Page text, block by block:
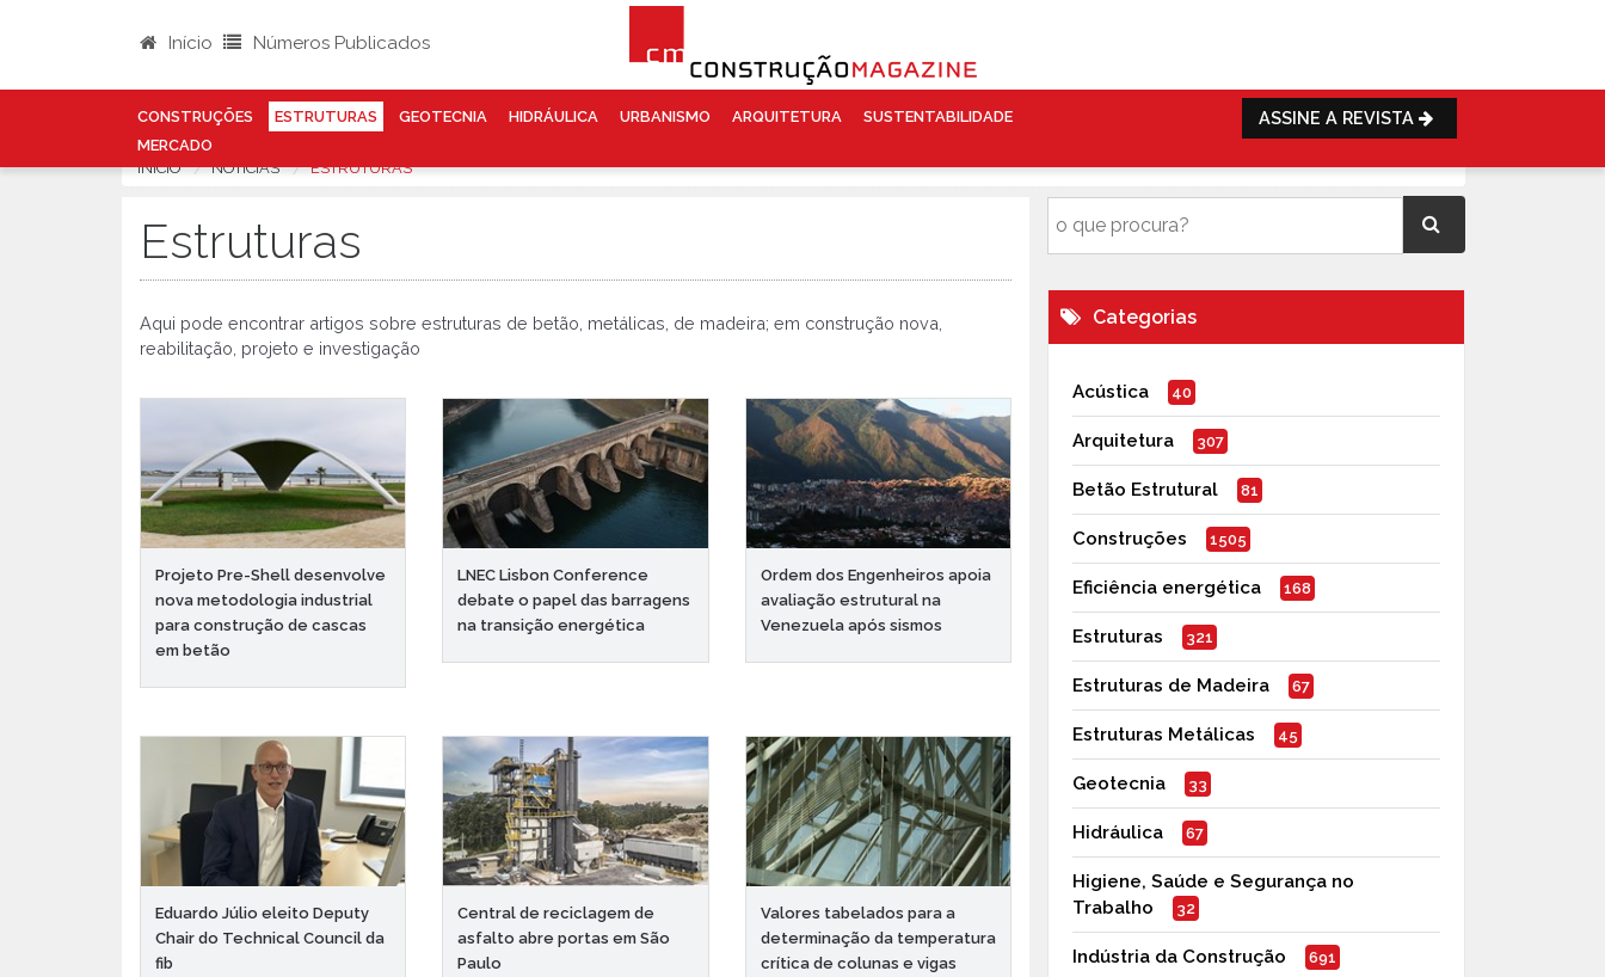
Início Números Publicados
CONSTRUÇÕES ESTRUTURAS GEOTECNIA HIDRÁULICA URBANISMO ARQUITETURA
SUSTENTABILIDADE
MERCADO
ASSINE A REVISTA
INÍCIO NOTÍCIAS ESTRUTURAS
Estruturas
Aqui pode encontrar artigos sobre estruturas de betão, metálicas, de madeira; em construção nova,
reabilitação, projeto e investigação
Projeto Pre-Shell desenvolve
nova metodologia industrial
para construção de cascas
em betão
LNEC Lisbon Conference
debate o papel das barragens
na transição energética
Ordem dos Engenheiros apoia
avaliação estrutural na
Venezuela após sismos
Eduardo Júlio eleito Deputy
Chair do Technical Council da
fib
Central de reciclagem de
asfalto abre portas em São
Paulo
Valores tabelados para a
determinação da temperatura
crítica de colunas e vigas
Categorias
Acústica 40
Arquitetura 307
Betão Estrutural 81
Construções 1505
Eficiência energética 168
Estruturas 321
Estruturas de Madeira 67
Estruturas Metálicas 45
Geotecnia 33
Hidráulica 67
Higiene, Saúde e Segurança no
Trabalho
32
Indústria da Construção 691